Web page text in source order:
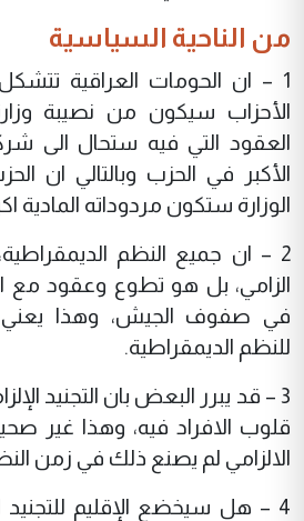
من الناحية السياسية
1 – ان الحومات العراقية
الأحزاب سيكون من نصيبة وزارة
العقود التي فيه ستحال الى
الأكبر في الحزب وبالتالي ان
الوزارة ستكون مردوداته المادية
2 – ان جميع النظم
الزامي، بل هو تطوع وعقود مع
في صفوف الجيش، وهذا يعني
للنظم الديمقراطية.
3 – قد يبرر البعض بان التجنيد
قلوب الافراد فيه، وهذا غير صحيح
الالزامي لم يصنع ذلك في زمن
4 – هل سيخضع الإقليم للتجنيد